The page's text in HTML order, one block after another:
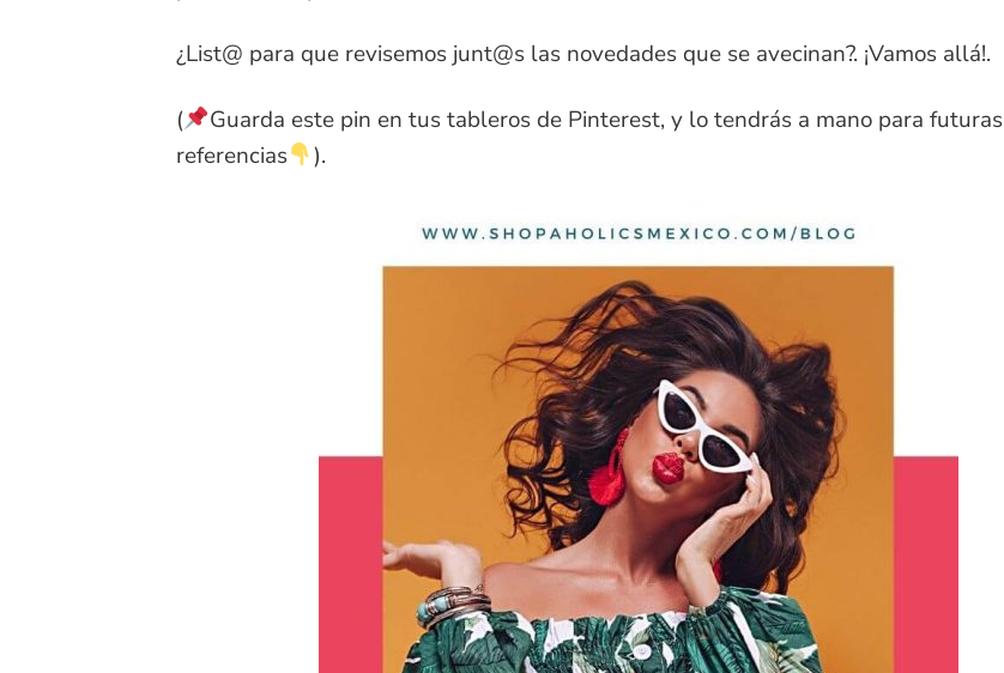
¿List@ para que revisemos junt@s las novedades que se avecinan?. ¡Vamos allá!.
(
Guarda este pin en tus tableros de Pinterest, y lo tendrás a mano para futuras
referencias
).